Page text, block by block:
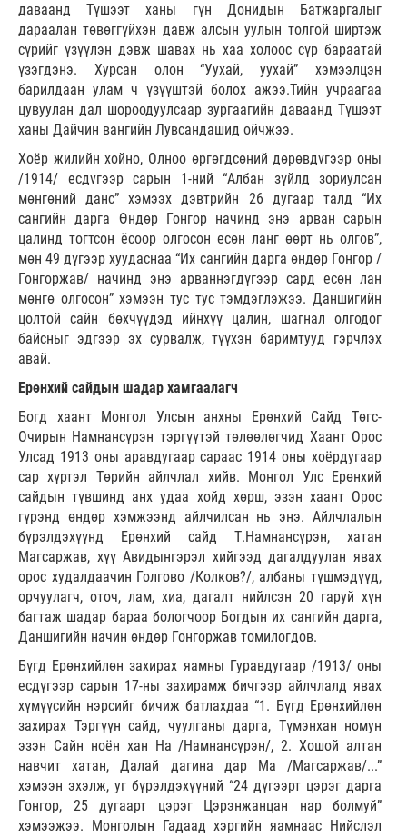
даваанд Түшээт ханы гүн Донидын Батжаргалыг
дараалан төвөггүйхэн давж алсын уулын толгой ширтэж
сүрийг үзүүлэн дэвж шавах нь хаа холоос сүр бараатай
үзэгдэнэ. Хурсан олон “Уухай, уухай” хэмээлцэн
барилдаан улам ч үзүүштэй болох ажээ.Тийн учраагаа
цувуулан дал шороодуулсаар зургаагийн даваанд Түшээт
ханы Дайчин вангийн Лувсандашид ойчжээ.
Хоёр жилийн хойно, Олноо өргөгдсөний дөрөвдvгээр оны
/1914/ есдvгээр сарын 1-ний “Албан зүйлд зориулсан
мөнгөний данс” хэмээх дэвтрийн 26 дугаар талд “Их
сангийн дарга Өндөр Гонгор начинд энэ арван сарын
цалинд тогтсон ёсоор олгосон есөн ланг өөрт нь олгов”,
мөн 49 дүгээр хуудаснаа “Их сангийн дарга өндөр Гонгор /
Гонгоржав/ начинд энэ арваннэгдүгээр сард есөн лан
мөнгө олгосон” хэмээн тус тус тэмдэглэжээ. Даншигийн
цолтой сайн бөхчүүдэд ийнхүү цалин, шагнал олгодог
байсныг эдгээр эх сурвалж, түүхэн баримтууд гэрчлэх
авай.
Ерөнхий сайдын шадар хамгаалагч
Богд хаант Монгол Улсын анхны Ерөнхий Сайд Төгс-
Очирын Намнансүрэн тэргүүтэй төлөөлөгчид Хаант Орос
Улсад 1913 оны аравдугаар сараас 1914 оны хоёрдугаар
сар хүртэл Төрийн айлчлал хийв. Монгол Улс Ерөнхий
сайдын түвшинд анх удаа хойд хөрш, эзэн хаант Орос
гүрэнд өндөр хэмжээнд айлчилсан нь энэ. Айлчлалын
бүрэлдэхүүнд Ерөнхий сайд Т.Намнансүрэн, хатан
Магсаржав, хүү Авидынгэрэл хийгээд дагалдуулан явах
орос худалдаачин Голгово /Колков?/, албаны түшмэдүүд,
орчуулагч, оточ, лам, хиа, дагалт нийлсэн 20 гаруй хүн
багтаж шадар бараа бологчоор Богдын их сангийн дарга,
Даншигийн начин өндөр Гонгоржав томилогдов.
Бүгд Ерөнхийлөн захирах яамны Гуравдугаар /1913/ оны
есдүгээр сарын 17-ны захирамж бичгээр айлчлалд явах
хүмүүсийн нэрсийг бичиж батлахдаа “1. Бүгд Ерөнхийлөн
захирах Тэргүүн сайд, чуулганы дарга, Түмэнхан номун
эзэн Сайн ноён хан На /Намнансүрэн/, 2. Хошой алтан
навчит хатан, Далай дагина дар Ма /Магсаржав/...”
хэмээн эхэлж, уг бүрэлдэхүүний “24 дүгээрт цэрэг дарга
Гонгор, 25 дугаарт цэрэг Цэрэнжанцан нар болмуй”
хэмээжээ. Монголын Гадаад хэргийн яамнаас Нийслэл